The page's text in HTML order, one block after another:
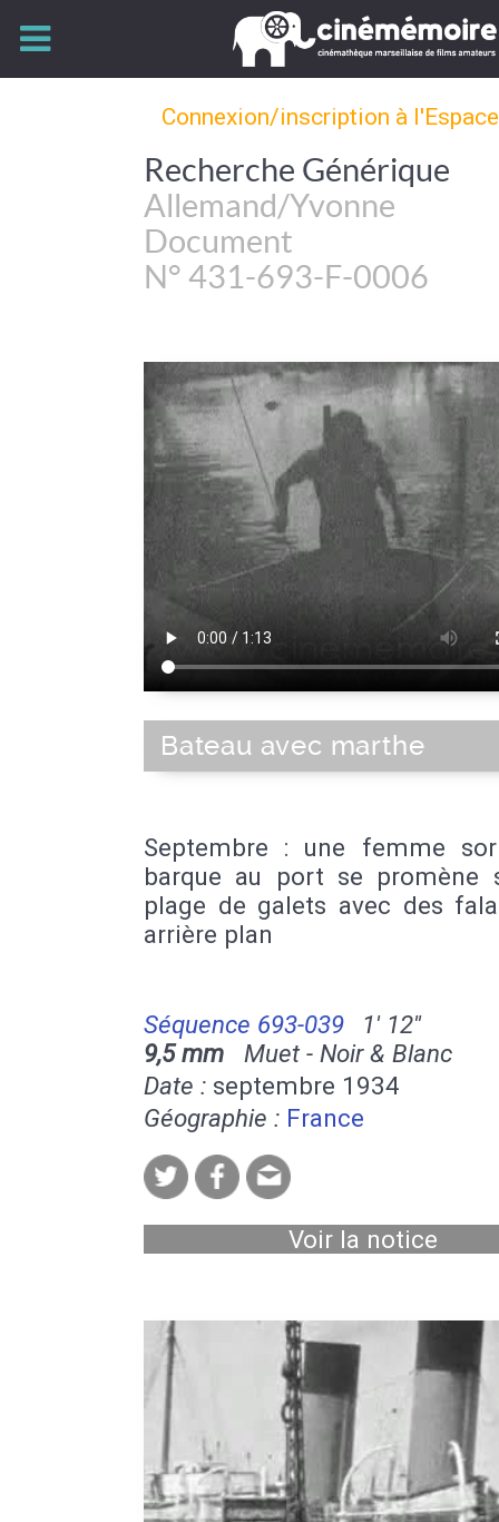
Connexion/inscription à
Recherche Générique
Allemand/Yvonne
Document
N° 431-693-F-0006
Bateau avec marthe
Septembre : une femme
barque au port se promène
plage de galets avec des
arrière plan
Séquence 693-039
1' 12''
9,5 mm Muet - Noir & Blanc
Date : septembre 1934
Géographie : France
Voir la notice